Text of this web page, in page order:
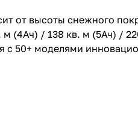
от высоты снежного
(4Ач) / 138 кв. м (5Ач) /
50+ моделями